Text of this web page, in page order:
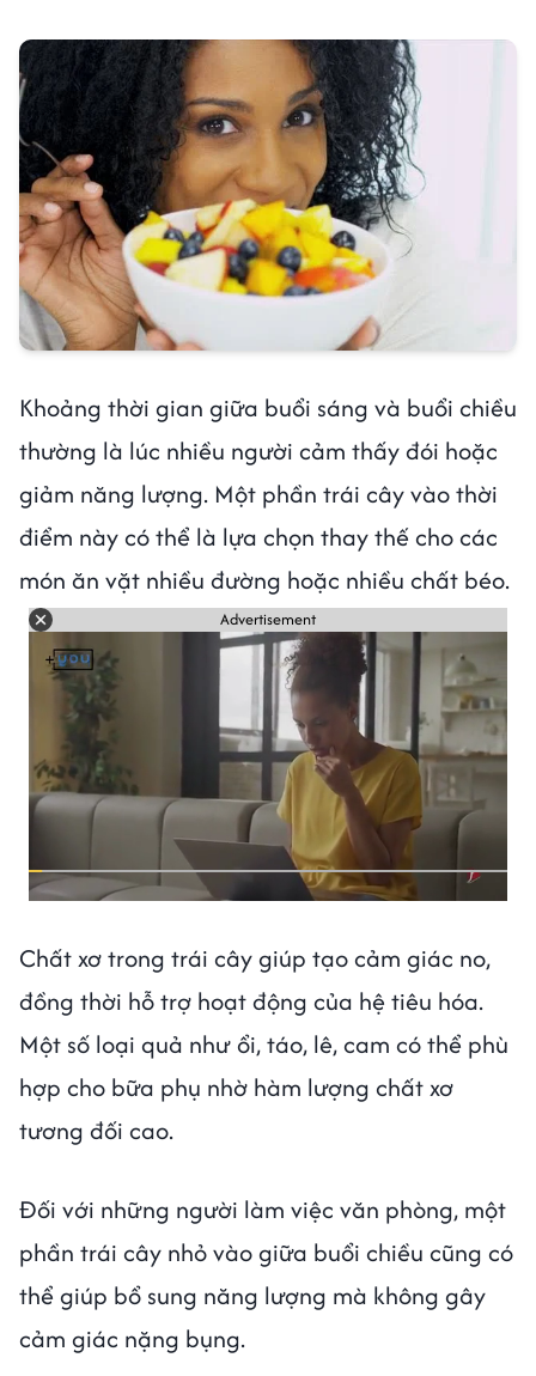
Khoảng thời gian giữa buổi sáng và buổi chiều
thường là lúc nhiều người cảm thấy đói hoặc
giảm năng lượng. Một phần trái cây vào thời
điểm này có thể là lựa chọn thay thế cho các
món ăn vặt nhiều đường hoặc nhiều chất béo.
Advertisement
Chất xơ trong trái cây giúp tạo cảm giác no,
đồng thời hỗ trợ hoạt động của hệ tiêu hóa.
Một số loại quả như ổi, táo, lê, cam có thể phù
hợp cho bữa phụ nhờ hàm lượng chất xơ
tương đối cao.
Đối với những người làm việc văn phòng, một
phần trái cây nhỏ vào giữa buổi chiều cũng có
thể giúp bổ sung năng lượng mà không gây
cảm giác nặng bụng.